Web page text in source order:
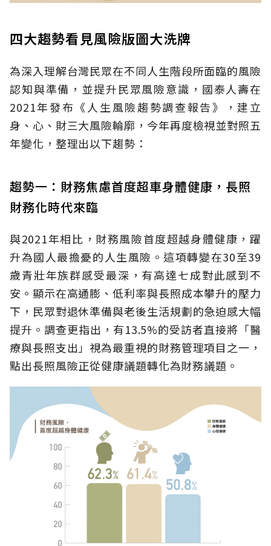
四大趨勢看見風險版圖大洗牌
為深入理解台灣民眾在不同人生階段所面臨的風險
認知與準備，並提升民眾風險意識，國泰人壽在
2021年發布《人生風險趨勢調查報告》，建立
身、心、財三大風險輪廓，今年再度檢視並對照五
年變化，整理出以下趨勢：
趨勢一：財務焦慮首度超車身體健康，長照
財務化時代來臨
與2021年相比，財務風險首度超越身體健康，躍
升為國人最擔憂的人生風險。這項轉變在30至39
歲青壯年族群感受最深，有高達七成對此感到不
安。顯示在高通膨、低利率與長照成本攀升的壓力
下，民眾對退休準備與老後生活規劃的急迫感大幅
提升。調查更指出，有13.5%的受訪者直接將「醫
療與長照支出」視為最重視的財務管理項目之一，
點出長照風險正從健康議題轉化為財務議題。